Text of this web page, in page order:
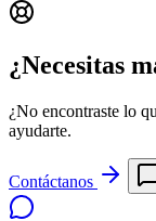
¿Necesitas
¿No encontraste lo
ayudarte.
Contáctanos